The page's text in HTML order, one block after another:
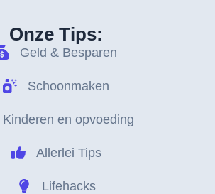
Onze Tips:
Geld & Besparen
Schoonmaken
Kinderen en opvoeding
Allerlei Tips
Lifehacks